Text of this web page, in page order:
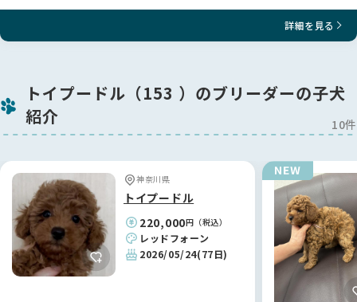
トリミングやホテルもしております。我が家出身の子は割引し
ております。
す。いつでもお気軽にご連絡ください。
犬を飼うのが初めての方でも安心です。
愛情を持って、親も子も育てております。
お支払いにはQRコード決済、各種クレジットカード使えます。
ご予約金（５万円内金）は現金のみとさせていただいておりま
す。
★★他の犬舎、ペットショップへお立ち寄り後のご見学は、伝
染病感染等の理由によりお断りさせていただいております。
★★ブリーダーや繁殖目的の方、及び、毎日のお留守番が８時
間を超える方（多頭飼いを除く）にはお譲りいたしませんので
詳細を見る
トイプードル（153 ）のブリーダーの子犬
紹介
10件
神奈川県
トイプードル
220,000円（税込）
レッドフォーン
2026/05/24(77日)